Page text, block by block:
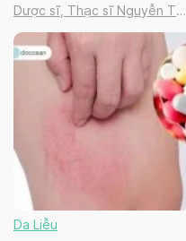
Dược sĩ, Thạc sĩ Nguyễn Thị
Thanh Tú
Da Liễu